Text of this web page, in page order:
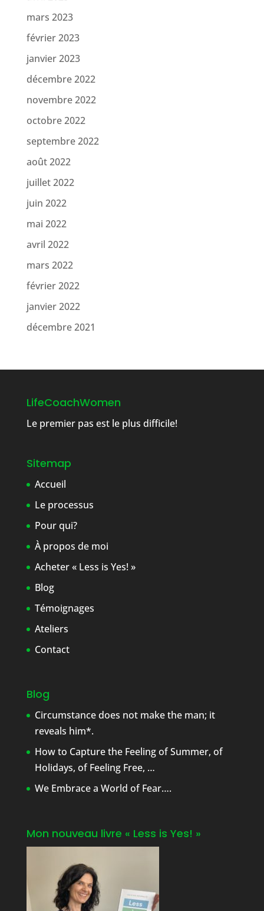
mars 2023
février 2023
janvier 2023
décembre 2022
novembre 2022
octobre 2022
septembre 2022
août 2022
juillet 2022
juin 2022
mai 2022
avril 2022
mars 2022
février 2022
janvier 2022
décembre 2021
LifeCoachWomen
Le premier pas est le plus difficile!
Sitemap
Accueil
Le processus
Pour qui?
À propos de moi
Acheter « Less is Yes! »
Blog
Témoignages
Ateliers
Contact
Blog
Circumstance does not make the man; it
reveals him*.
How to Capture the Feeling of Summer, of
Holidays, of Feeling Free, …
We Embrace a World of Fear….
Mon nouveau livre « Less is Yes! »